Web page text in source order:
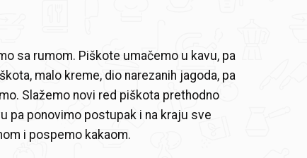
sa rumom. Piškote umačemo u kavu, pa
malo kreme, dio narezanih jagoda, pa
Slažemo novi red piškota prethodno
pa ponovimo postupak i na kraju sve
i pospemo kakaom.